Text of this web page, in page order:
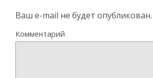
Ваш e-mail не будет опубликован.
Комментарий